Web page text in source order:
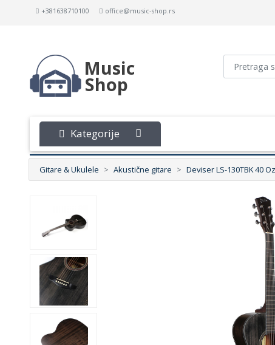
+381638710100 office@music-shop.rs
Music
Shop
Kategorije
Gitare & Ukulele Akustične gitare Deviser LS-130TBK 40